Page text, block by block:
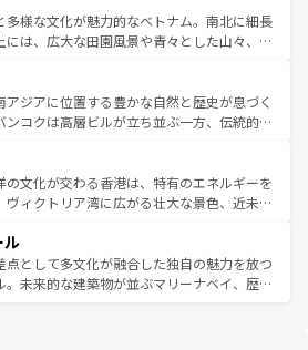
が味わえる。 なお、新着の台湾情報は コンテンツ一覧を参
。
て、キムチや焼肉、絶品のストリートフード
まな韓国料理が待っている。夜には、韓国な
れながら、韓国の多彩な魅力を心ゆくまで味
わってみてほしい。 なお、新着の韓国情報はコンテンツ一
ほしい。
多様な文化が魅力的なベトナム。南北に細長
には、広大な田園風景や青々とした山々、世
共に伝統が息づく。ハノイの古い町並みやホ
フランス統治時代の建物も、独特の雰囲気を
る。また、バラエティの豊かさとおいしさで
バインミー、ベトナムコーヒーなどは、ぜ
いたい。どの地域を訪れてもあたたかい人々
えてくれるので、きっと忘れられない旅にな
。
アジアに位置する豊かな自然と歴史が息づく
ンコクは高層ビルが立ち並ぶ一方、伝統的な
ている。北部ではチェンマイなどの山岳地
れ合い、南部ではプーケットやクラビの美し
ゾート気分を楽しむことができる。タイ料理
は一年中温暖で、どの季節にも異なる楽しみ
。親しみやすいタイの人々、仏教を中心とし
て多様な観光資源が、訪れる旅人を魅了し続
の文化が交わる香港は、特有のエネルギーを
ヴィクトリア湾に広がる壮大な景色、近未来
れても感動するはず。観光スポットが密集し
よく見どころを回れるのも魅力。息をのむよ
文化的な体験まで、香港を存分に楽しみ尽く
ル
点として多文化が融合した独自の魅力を放つ
。未来的な建築物が並ぶマリーナベイ、歴史